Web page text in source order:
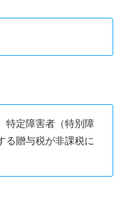
特定障害者（特別障
る贈与税が非課税に